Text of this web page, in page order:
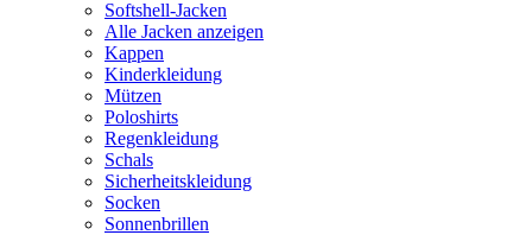
Softshell-Jacken
Alle Jacken anzeigen
Kappen
Kinderkleidung
Mützen
Poloshirts
Regenkleidung
Schals
Sicherheitskleidung
Socken
Sonnenbrillen